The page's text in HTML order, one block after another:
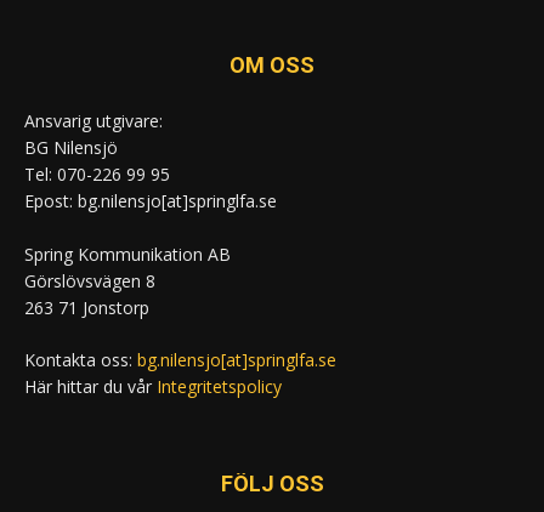
OM OSS
Ansvarig utgivare:
BG Nilensjö
Tel: 070-226 99 95
Epost: bg.nilensjo[at]springlfa.se
Spring Kommunikation AB
Görslövsvägen 8
263 71 Jonstorp
Kontakta oss: bg.nilensjo[at]springlfa.se
Här hittar du vår Integritetspolicy
FÖLJ OSS